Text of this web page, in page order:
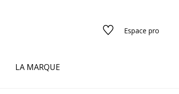
Espace pro
LA MARQUE